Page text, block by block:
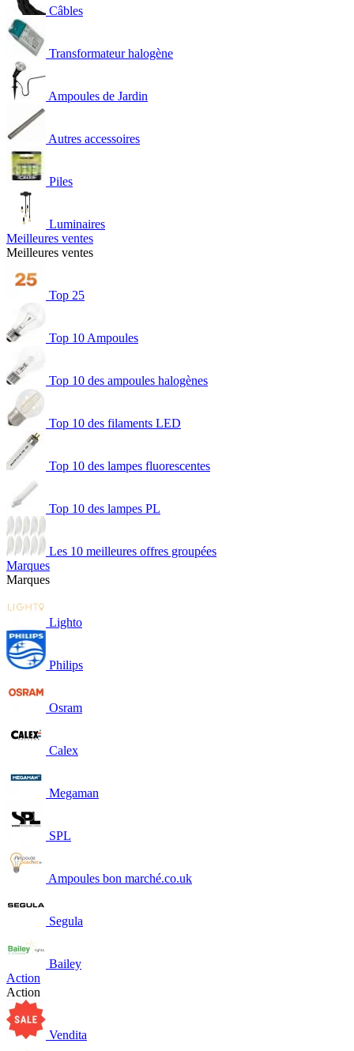
Câbles
Transformateur halogène
Ampoules de Jardin
Autres accessoires
Piles
Luminaires
Meilleures ventes
Meilleures ventes
Top 25
Top 10 Ampoules
Top 10 des ampoules halogènes
Top 10 des filaments LED
Top 10 des lampes fluorescentes
Top 10 des lampes PL
Les 10 meilleures offres groupées
Marques
Marques
Lighto
Philips
Osram
Calex
Megaman
SPL
Ampoules bon marché.co.uk
Segula
Bailey
Action
Action
Vendita